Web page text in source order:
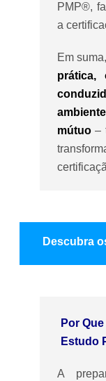
PMP®,
a
Em
prática,
mútuo–
Descubra
Por
Estudo
A